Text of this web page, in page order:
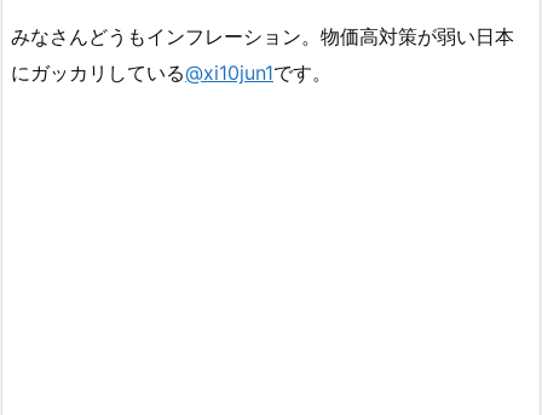
みなさんどうもインフレーション。物価高対策が弱い日本
にガッカリしている@xi10jun1です。